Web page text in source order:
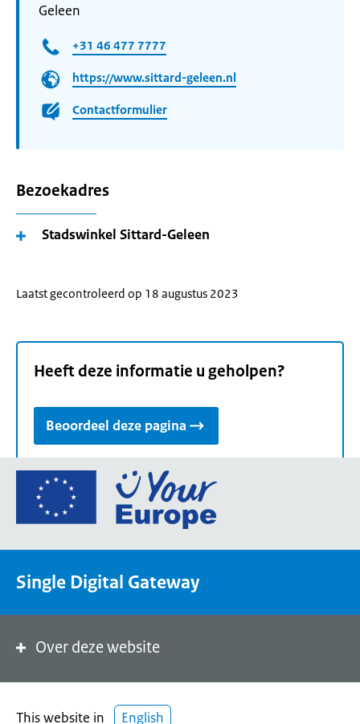
Geleen
+31 46 477 7777
https://www.sittard-geleen.nl
Contactformulier
Bezoekadres
Stadswinkel Sittard-Geleen
Laatst gecontroleerd op 18 augustus 2023
Heeft deze informatie u geholpen?
Beoordeel deze pagina
Ga
de
een
de
Single Digital Gateway
Over deze website
This website in English